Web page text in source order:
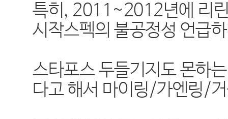
특히, 2011~2012년에 리
시작스펙의 불공정성 언급
스타포스 두들기지도 몬하
다고 해서 마이링/가엔링/